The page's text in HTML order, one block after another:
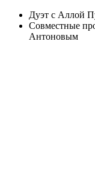
Дуэт с Аллой
Совместные
Антоновым